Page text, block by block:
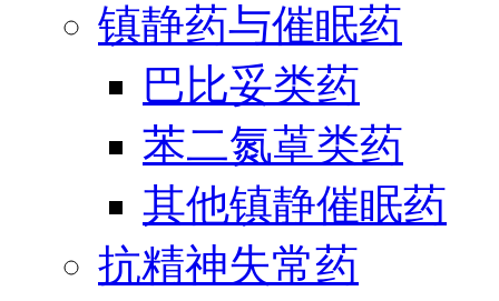
镇静药与催眠药
巴比妥类药
苯二氮䓬类药
其他镇静催眠药
抗精神失常药